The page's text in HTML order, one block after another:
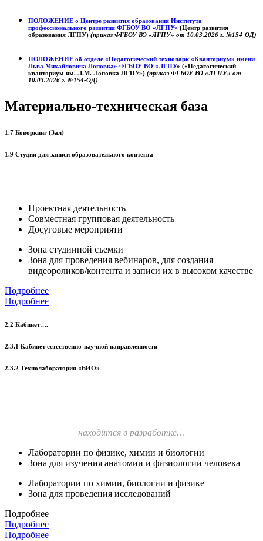
ПОЛОЖЕНИЕ о Центре развития образования Института
профессионального развития ФГБОУ ВО «ЛГПУ» (Центр развития
образования ЛГПУ) (приказ ФГБОУ ВО «ЛГПУ» от 10.03.2026 г. №154-ОД)
ПОЛОЖЕНИЕ об отделе «Педагогический технопарк «Кванториум» имени
Льва Михайловича Лоповка» ФГБОУ ВО «ЛГПУ» («Педагогический
кванториум им. Л.М. Лоповка ЛГПУ») (приказ ФГБОУ ВО «ЛГПУ» от
10.03.2026 г. №154-ОД)
Материально-техническая база
1.7 Коворкинг (Зал)
1.9 Студия для записи образовательного контента
Проектная деятельность
Совместная групповая деятельность
Досуговые мероприяти
Зона студииной съемки
Зона для проведения вебинаров, для создания
видеороликов/контента и записи их в высоком качестве
Подробнее
Подробнее
2.2 Кабинет….
2.3.1 Кабинет естественно-научной направленности
2.3.2 Технолаборатория «БИО»
находится в разработке…
Лаборатории по физике, химии и биологии
Зона для изучения анатомии и физиологии человека
Лаборатории по химии, биологии и физике
Зона для проведения исследований
Подробнее
Подробнее
Подробнее